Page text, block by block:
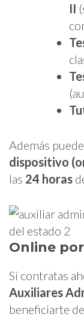
II
Además
dispositivo
las 24 horas
Online
Si contratas
Auxiliares
beneficiarte